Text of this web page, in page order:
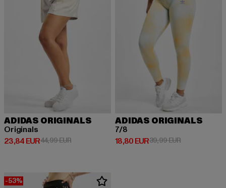
ADIDAS ORIGINALS
Originals
23,84 EUR
Derzeitiger Preis: 23,84 EUR
44,99 EURAktionspreis: 44,99 EUR
ADIDAS ORIGINALS
7/8
18,80 EUR
Derzeitiger Preis: 18,80 EUR
39,99 EURAktionspreis:
-53%